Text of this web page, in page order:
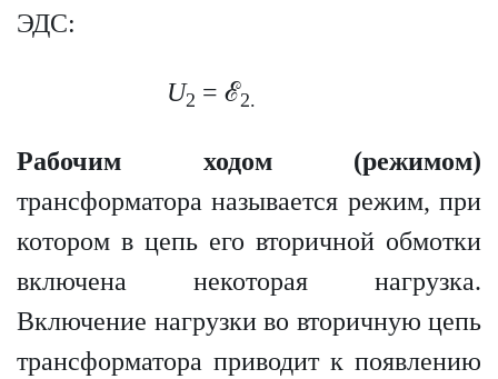
ЭДС:
U2 = ℰ2.
Рабочим ходом (режимом)
трансформатора называется режим, при
котором в цепь его вторичной обмотки
включена некоторая нагрузка.
Включение нагрузки во вторичную цепь
трансформатора приводит к появлению